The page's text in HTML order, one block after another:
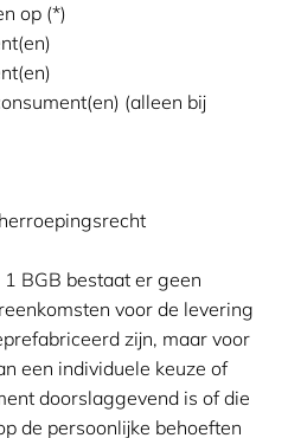
op (*)
(alleen bij
BGB bestaat er geen
voor de levering
zijn, maar voor
een individuele keuze of
doorslaggevend is of die
de persoonlijke behoeften